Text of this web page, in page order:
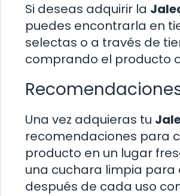
Si deseas adquirir la
puedes encontrarla en
selectas o a través de
comprando el producto
Una vez adquieras tu
recomendaciones para
producto en un lugar
una cuchara limpia
después de cada uso